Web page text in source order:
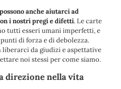
anche aiutarci ad
i nostri pregi e difetti. Le carte
tutti esseri umani imperfetti, e
di forza e di debolezza.
liberarci da giudizi e aspettative
noi stessi per come siamo.
direzione nella vita